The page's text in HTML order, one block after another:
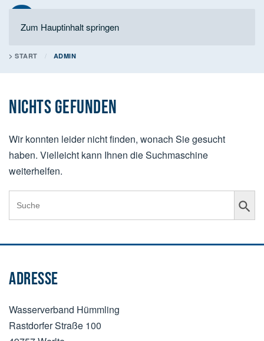
Zum Hauptinhalt springen
> START ADMIN
NICHTS GEFUNDEN
Wir konnten leider nicht finden, wonach Sie gesucht
haben. Vielleicht kann Ihnen die Suchmaschine
weiterhelfen.
Search
for:
Search Button
ADRESSE
Wasserverband Hümmling
Rastdorfer Straße 100